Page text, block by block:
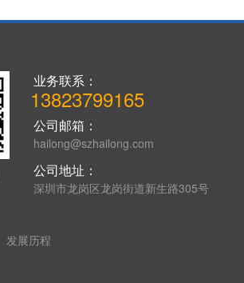
业务联系：
13823799165
公司邮箱：
hailong@szhailong.com
公司地址：
深圳市龙岗区龙岗街道新生路305号
发展历程